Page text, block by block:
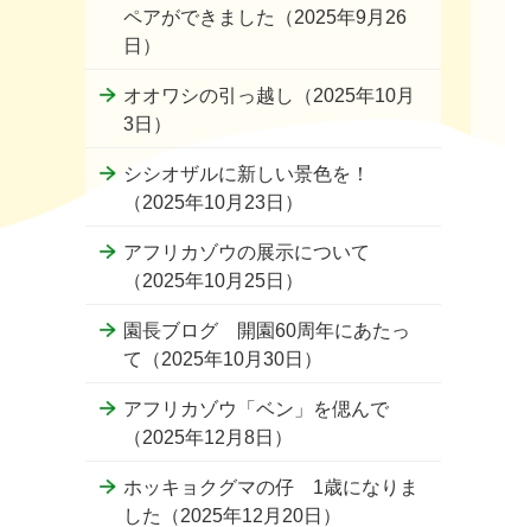
ペアができました（2025年9月26
日）
オオワシの引っ越し（2025年10月
3日）
シシオザルに新しい景色を！
（2025年10月23日）
アフリカゾウの展示について
（2025年10月25日）
園長ブログ 開園60周年にあたっ
て（2025年10月30日）
アフリカゾウ「ベン」を偲んで
（2025年12月8日）
ホッキョクグマの仔 1歳になりま
した（2025年12月20日）